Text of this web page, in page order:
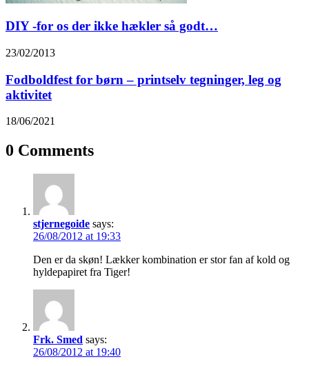
DIY -for os der ikke hækler så godt…
23/02/2013
Fodboldfest for børn – printselv tegninger, leg og
aktivitet
18/06/2021
0 Comments
stjernegoide says:
26/08/2012 at 19:33
Den er da skøn! Lækker kombination er stor fan af kold og
hyldepapiret fra Tiger!
Frk. Smed says:
26/08/2012 at 19:40